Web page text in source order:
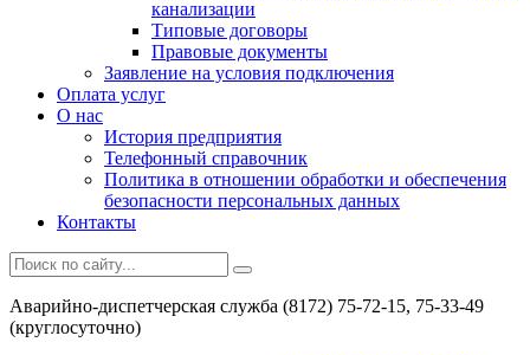
канализации
Типовые договоры
Правовые документы
Заявление на условия подключения
Оплата услуг
О нас
История предприятия
Телефонный справочник
Политика в отношении обработки и обеспечения
безопасности персональных данных
Контакты
Аварийно-диспетчерская служба (8172) 75-72-15, 75-33-49
(круглосуточно)